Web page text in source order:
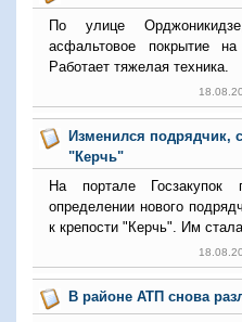
По улице
асфальтовое покрытие на
Работает тяжелая техника.
Изменился подрядчик,
"Керчь"
На портале Госзакупок
определении нового
к крепости "Керчь". Им
В районе АТП снова